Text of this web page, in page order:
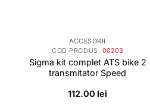
ACCESORII
COD PRODUS: 00203
Sigma kit complet ATS bike 2
transmitator Speed
112.00 lei